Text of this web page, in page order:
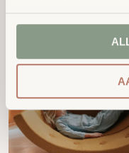
€153,00 excl.
BTW